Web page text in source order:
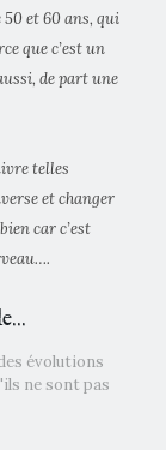
et 60 ans, qui
que c’est un
de part une
telles
et changer
car c’est
évolutions
ne sont pas